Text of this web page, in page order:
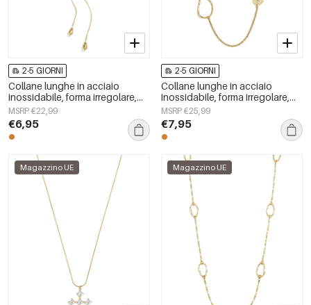
2-5 GIORNI
Collane lunghe in acciaio
inossidabile, forma irregolare,
semplici, serie Simple Daily,
gioielli da donna
MSRP €22,99
€6,95
2-5 GIORNI
Collane lunghe in acciaio
inossidabile, forma irregolare,
semplici, serie Simple Daily,
gioielli da donna
MSRP €25,99
€7,95
Magazzino UE Magazzino UE